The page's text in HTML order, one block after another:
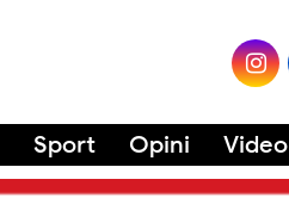
Sport Opini Video